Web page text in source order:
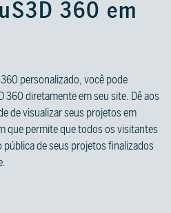
360 em
personalizado, você pode
360 diretamente em seu site. Dê aos
de visualizar seus projetos em
que permite que todos os visitantes
de seus projetos finalizados